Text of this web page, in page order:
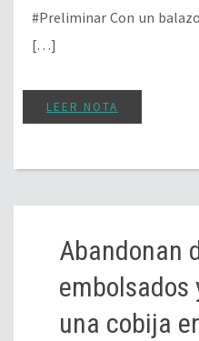
#Preliminar Con un
[…]
LEER NOTA
Abandonan
embolsados
una cobija